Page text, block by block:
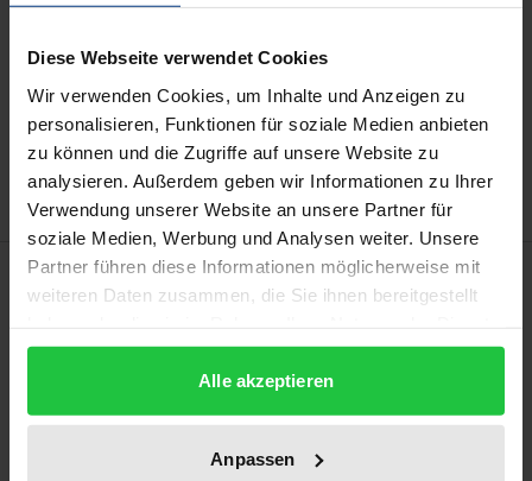
Diese Webseite verwendet Cookies
Wir verwenden Cookies, um Inhalte und Anzeigen zu
personalisieren, Funktionen für soziale Medien anbieten
zu können und die Zugriffe auf unsere Website zu
analysieren. Außerdem geben wir Informationen zu Ihrer
Verwendung unserer Website an unsere Partner für
soziale Medien, Werbung und Analysen weiter. Unsere
Partner führen diese Informationen möglicherweise mit
weiteren Daten zusammen, die Sie ihnen bereitgestellt
gesammelt haben.
Alle akzeptieren
Anpassen
kann die MwSt. an der Kasse variieren.
Zur Wunschliste hinzufügen
Hinweise zu Versandkosten
Beschreibung
Das Verhältnis von Fusionskontrolle und
Missbrauchsaufsicht wirft nicht erst seit der Tetra
Laval-Rechtsprechung Fragen auf. Das vorliegende